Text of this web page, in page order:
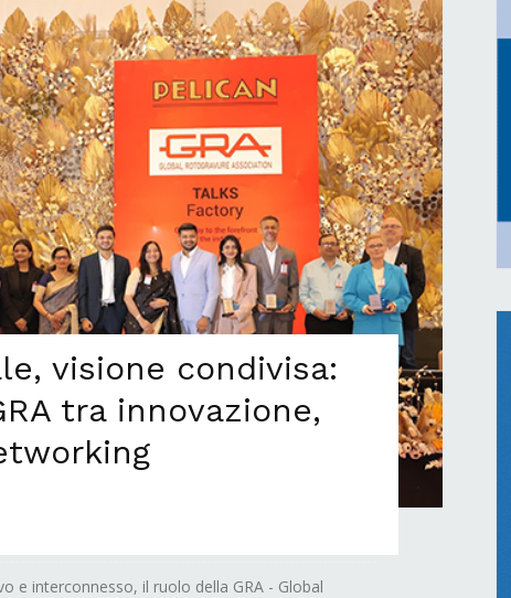
visione condivisa:
tra innovazione,
e interconnesso, il ruolo della GRA - Global